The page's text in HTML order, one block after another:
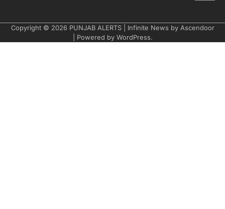
Copyright © 2026 PUNJAB ALERTS| Infinite News by Ascendoor
| Powered by WordPress.